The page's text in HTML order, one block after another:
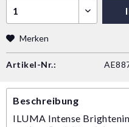
Merken
Artikel-Nr.:
Beschreibung
ILUMA Intense